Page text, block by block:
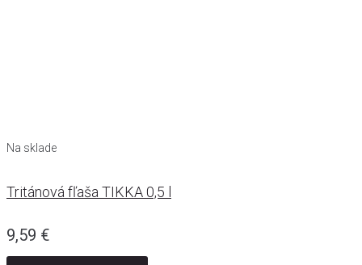
Na sklade
Tritánová fľaša TIKKA 0,5 l
9,59 €